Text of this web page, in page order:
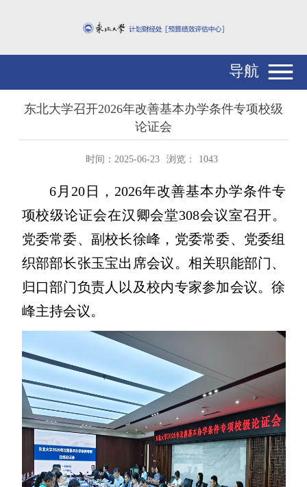
导航
东北大学召开2026年改善基本办学条件专项校级
论证会
时间：2025-06-23 浏览： 1043
6月20日，2026年改善基本办学条件专
项校级论证会在汉卿会堂308会议室召开。
党委常委、副校长徐峰，党委常委、党委组
织部部长张玉宝出席会议。相关职能部门、
归口部门负责人以及校内专家参加会议。徐
峰主持会议。